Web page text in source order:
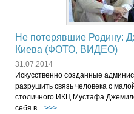
Не потерявшие Родину:
Киева (ФОТО, ВИДЕО)
31.07.2014
Искусственно созданные
разрушить связь человека с
столичного ИКЦ Мустафа
себя в... >>>